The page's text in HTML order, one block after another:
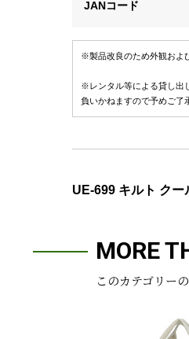
JANコード
※製品改良のため外観およ
※レンタル等による貸し出
負いかねますので予めご了
UE-699 キルト クー
MORE
このカテゴリー